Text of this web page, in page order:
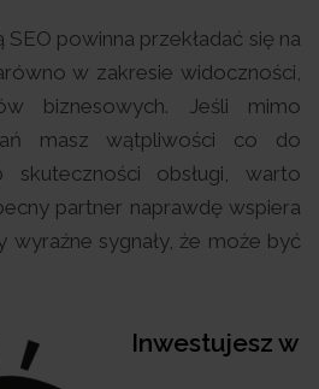
powinna przekładać się na
w zakresie widoczności,
biznesowych. Jeśli mimo
masz wątpliwości co do
skuteczności obsługi, warto
partner naprawdę wspiera
sygnały, że może być
Inwestujesz w